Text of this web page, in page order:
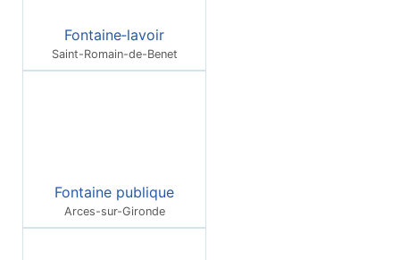
Fontaine‑lavoir
Saint-Romain-de-Benet
Fontaine publique
Arces-sur-Gironde